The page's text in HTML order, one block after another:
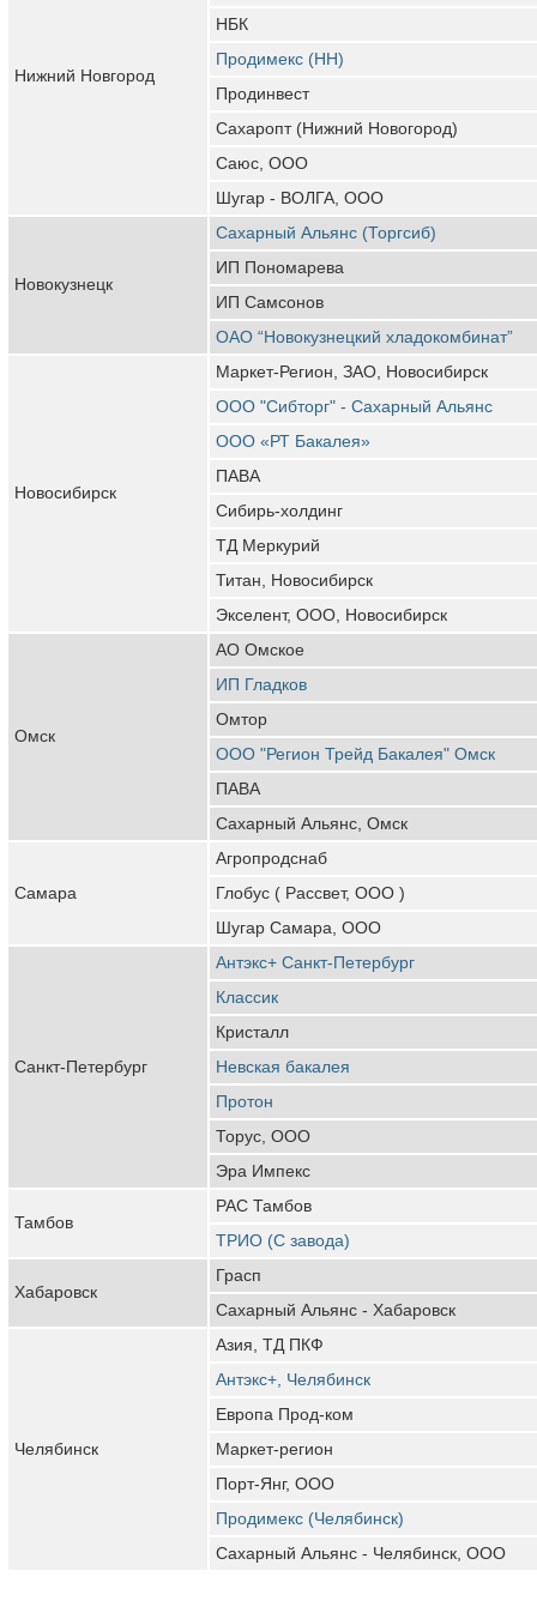
Нижний Новгород
НБК
Продимекс (НН)
Продинвест
Сахаропт (Нижний Новогород)
Саюс, ООО
Шугар - ВОЛГА, ООО
Новокузнецк
Сахарный Альянс (Торгсиб)
ИП Пономарева
ИП Самсонов
ОАО “Новокузнецкий хладокомбинат”
Новосибирск
Маркет-Регион, ЗАО, Новосибирск
ООО "Сибторг" - Сахарный Альянс
ООО «РТ Бакалея»
ПАВА
Сибирь-холдинг
ТД Меркурий
Титан, Новосибирск
Экселент, ООО, Новосибирск
Омск
АО Омское
ИП Гладков
Омтор
ООО "Регион Трейд Бакалея" Омск
ПАВА
Сахарный Альянс, Омск
Самара
Агропродснаб
Глобус ( Рассвет, ООО )
Шугар Самара, ООО
Санкт-Петербург
Антэкс+ Санкт-Петербург
Классик
Кристалл
Невская бакалея
Протон
Торус, ООО
Эра Импекс
Тамбов
РАС Тамбов
ТРИО (С завода)
Хабаровск
Грасп
Сахарный Альянс - Хабаровск
Челябинск
Азия, ТД ПКФ
Антэкс+, Челябинск
Европа Прод-ком
Маркет-регион
Порт-Янг, ООО
Продимекс (Челябинск)
Сахарный Альянс - Челябинск, ООО